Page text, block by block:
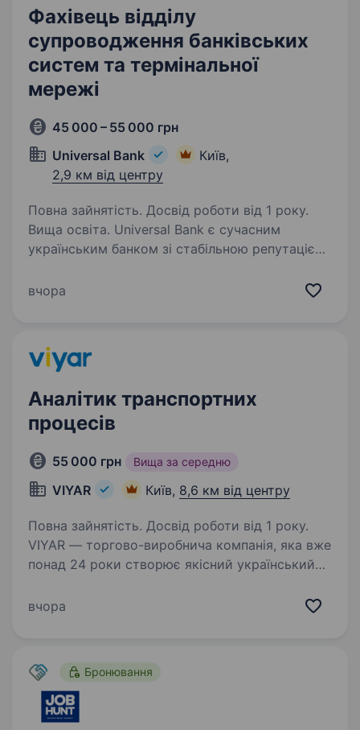
Фахівець відділу
супроводження банківських
систем та термінальної
мережі
45 000 – 55 000 грн
Universal Bank
Київ,
2,9 км від центру
Повна зайнятість. Досвід роботи від 1 року.
Вища освіта. Universal Bank є сучасним
українським банком зі стабільною репутацією
успішному інноваційному проекту monobank ,
вчора
Аналітик транспортних
процесів
55 000 грн Вища за середню
VIYAR Київ, 8,6 км від центру
Повна зайнятість. Досвід роботи від 1 року.
VIYAR — торгово-виробнича компанія, яка вже
понад 24 роки створює якісний український
меблів. Ми не просто продаємо матеріали —
вчора
Бронювання